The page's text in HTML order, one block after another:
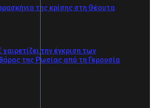
της κρίσης στη Θέουτα
την έγκριση των
της Ρωσίας από τη Γερουσία